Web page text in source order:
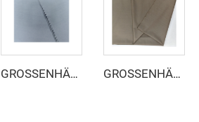
GROSSENHÄNDLER Mikrofaser-Stoff für Herren, gesponnener Polyesterstoff, Toyobo-Stoff, Hemd, arabischer Thobe GROSSENHÄNDLER arabischer Thobe-Stoff für Herren, gesponnener Polyesterstoff, Toyobo-Stoff, Hemd, arabischer Thobe